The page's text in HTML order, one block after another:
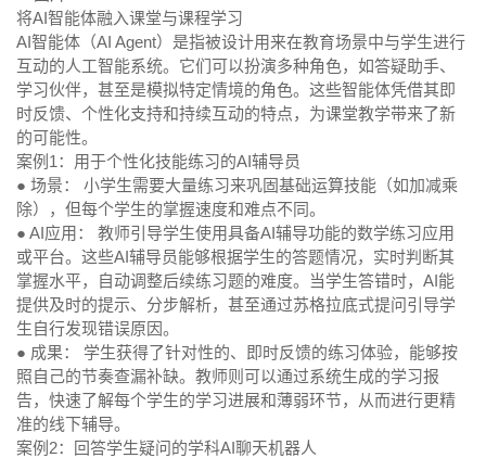
将AI智能体融入课堂与课程学习
AI智能体（AI Agent）是指被设计用来在教育场景中与学生进行
互动的人工智能系统。它们可以扮演多种角色，如答疑助手、
学习伙伴，甚至是模拟特定情境的角色。这些智能体凭借其即
时反馈、个性化支持和持续互动的特点，为课堂教学带来了新
的可能性。
案例1：用于个性化技能练习的AI辅导员
● 场景：
小学生需要大量练习来巩固基础运算技能（如加减乘
除），但每个学生的掌握速度和难点不同。
● AI应用：
教师引导学生使用具备AI辅导功能的数学练习应用
或平台。这些AI辅导员能够根据学生的答题情况，实时判断其
掌握水平，自动调整后续练习题的难度。当学生答错时，AI能
提供及时的提示、分步解析，甚至通过苏格拉底式提问引导学
生自行发现错误原因。
● 成果：
学生获得了针对性的、即时反馈的练习体验，能够按
照自己的节奏查漏补缺。教师则可以通过系统生成的学习报
告，快速了解每个学生的学习进展和薄弱环节，从而进行更精
准的线下辅导。
案例2：回答学生疑问的学科AI聊天机器人